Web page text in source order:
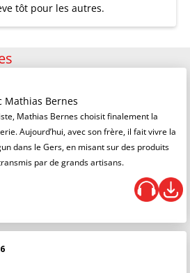
tôt pour les autres.
Mathias Bernes
Mathias Bernes choisit finalement la
Aujourd’hui, avec son frère, il fait vivre la
dans le Gers, en misant sur des produits
par de grands artisans.